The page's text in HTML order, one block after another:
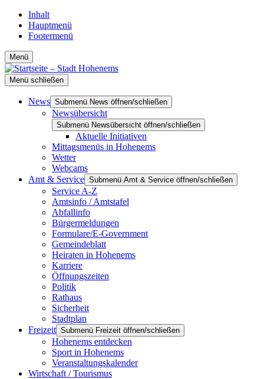
Inhalt
Hauptmenü
Footermenü
Menü
Menü schließen
News Submenü News öffnen/schließen
Newsübersicht
Submenü Newsübersicht öffnen/schließen
Aktuelle Initiativen
Mittagsmenüs in Hohenems
Wetter
Webcams
Amt & Service Submenü Amt & Service öffnen/schließen
Service A-Z
Amtsinfo / Amtstafel
Abfallinfo
Bürgermeldungen
Formulare/E-Government
Gemeindeblatt
Heiraten in Hohenems
Karriere
Öffnungszeiten
Politik
Rathaus
Sicherheit
Stadtplan
Freizeit Submenü Freizeit öffnen/schließen
Hohenems entdecken
Sport in Hohenems
Veranstaltungskalender
Wirtschaft / Tourismus